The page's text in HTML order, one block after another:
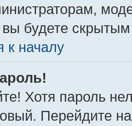
будете
к началу
Хотя пароль
Перейдите